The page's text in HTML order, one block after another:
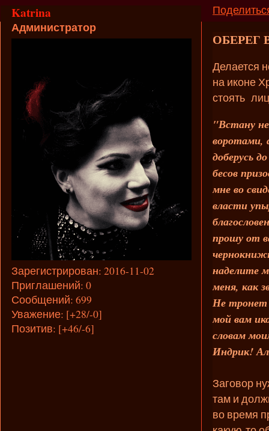
Katrina
Администратор
Зарегистрирован: 2016-11-02
Приглашений: 0
Сообщений: 699
Уважение: [+28/-0]
Позитив: [+46/-6]
ОБЕРЕГ
Делается
на иконе
стоять
"Встану не
воротами,
доберусь
бесов
мне во
власти
прошу от
наделите
меня, как
Не тронет
мой вам
словам
Индрик!
Заговор
там и
во время